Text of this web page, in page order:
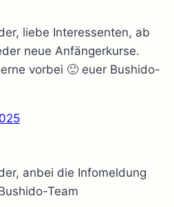
liebe Interessenten, ab
neue Anfängerkurse.
vorbei 🙂 euer Bushido-
anbei die Infomeldung
Team